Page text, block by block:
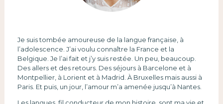
Je suis tombée amoureuse de la langue française, à
l’adolescence. J’ai voulu connaître la France et la
Belgique. Je l’ai fait et j’y suis restée. Un peu, beaucoup.
Des allers et des retours. Des séjours à Barcelone et à
Montpellier, à Lorient et à Madrid. À Bruxelles mais aussi à
Paris. Et puis, un jour, l’amour m’a amenée jusqu’à Nantes.